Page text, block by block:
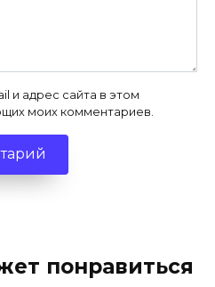
и адрес сайта в этом
моих комментариев.
понравиться